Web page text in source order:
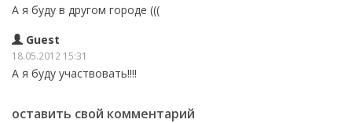
А я буду в другом городе (((
Guest
18.05.2012 15:31
А я буду участвовать!!!!
оставить свой комментарий